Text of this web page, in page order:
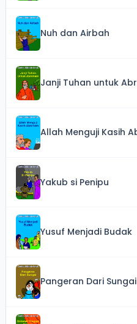
Nuh dan Airbah
Janji Tuhan untuk
Allah Menguji Kasih
Yakub si Penipu
Yusuf Menjadi Budak
Pangeran Dari Sungai